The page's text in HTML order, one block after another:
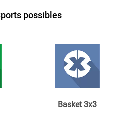
possibles
Basket 3x3